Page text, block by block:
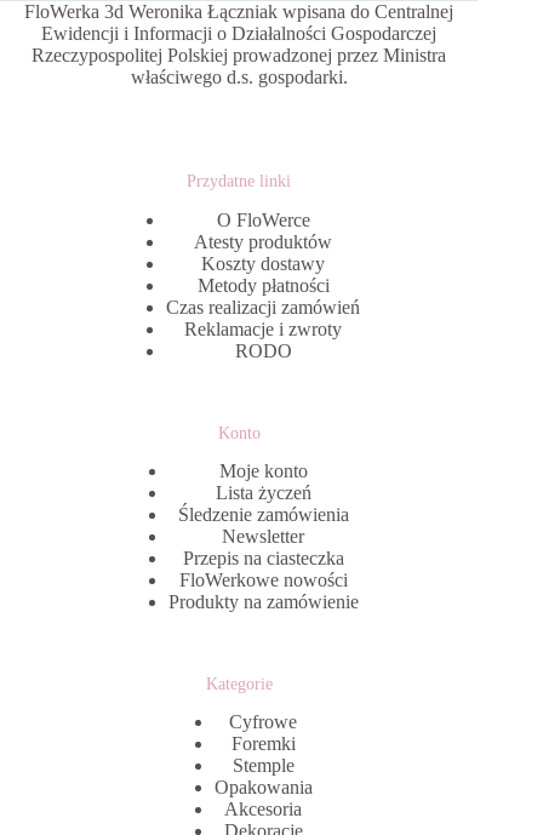
FloWerka 3d Weronika Łączniak wpisana do Centralnej
Ewidencji i Informacji o Działalności Gospodarczej
Rzeczypospolitej Polskiej prowadzonej przez Ministra
właściwego d.s. gospodarki.
Przydatne linki
O FloWerce
Atesty produktów
Koszty dostawy
Metody płatności
Czas realizacji zamówień
Reklamacje i zwroty
RODO
Konto
Moje konto
Lista życzeń
Śledzenie zamówienia
Newsletter
Przepis na ciasteczka
FloWerkowe nowości
Produkty na zamówienie
Kategorie
Cyfrowe
Foremki
Stemple
Opakowania
Akcesoria
Dekoracje